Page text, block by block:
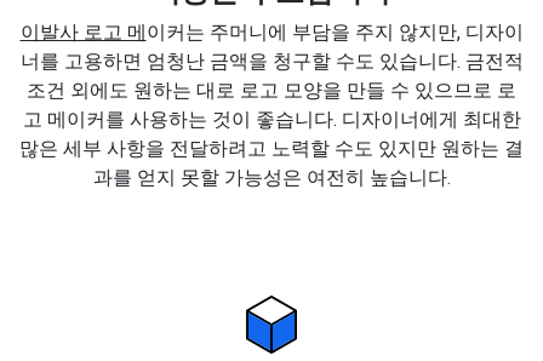
이발사 로고 메이커는 주머니에 부담을 주지 않지만, 디자이
너를 고용하면 엄청난 금액을 청구할 수도 있습니다. 금전적
조건 외에도 원하는 대로 로고 모양을 만들 수 있으므로 로
고 메이커를 사용하는 것이 좋습니다. 디자이너에게 최대한
많은 세부 사항을 전달하려고 노력할 수도 있지만 원하는 결
과를 얻지 못할 가능성은 여전히 높습니다.